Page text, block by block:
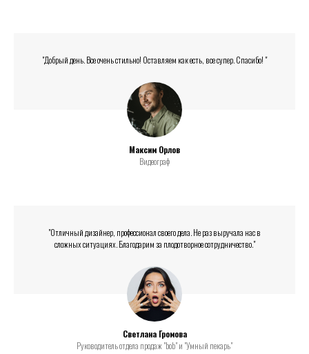
"Добрый день. Все очень стильно! Оставляем как есть, все супер. Спасибо! "
Максим Орлов
Видеограф
"Отличный дизайнер, профессионал своего дела. Не раз выручала нас в
сложных ситуациях. Благодарим за плодотворное сотрудничество."
Светлана Громова
Руководитель отдела продаж "bob" и "Умный пекарь"